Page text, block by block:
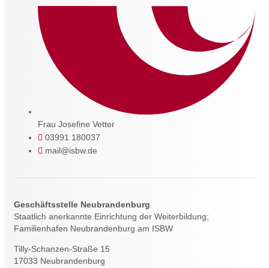
Frau Josefine Vetter
03991 180037
mail@isbw.de
Geschäftsstelle Neubrandenburg
Staatlich anerkannte Einrichtung der Weiterbildung;
Familienhafen Neubrandenburg am ISBW
Tilly-Schanzen-Straße 15
17033 Neubrandenburg